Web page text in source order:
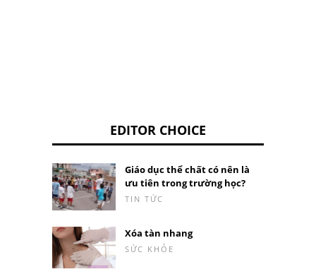
EDITOR CHOICE
Giáo dục thể chất có nên là
ưu tiên trong trường học?
TIN TỨC
Xóa tàn nhang
SỨC KHỎE